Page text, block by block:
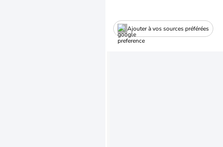
Ajouter à vos sources préférées